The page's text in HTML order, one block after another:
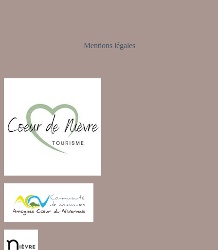
Mentions légales